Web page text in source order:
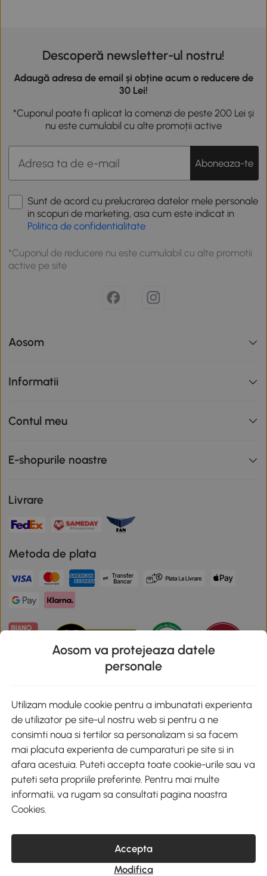
Descoperă newsletter-ul nostru!
Adaugă adresa de email și obține acum o reducere de
30 Lei!
*Cuponul poate fi aplicat la comenzi de peste 200 Lei și
nu este cumulabil cu alte promoții active
Aboneaza-te
Sunt de acord cu prelucrarea datelor mele personale
in scopuri de marketing, asa cum este indicat in
Politica de confidentialitate
*Cuponul de reducere nu este cumulabil cu alte promotii
active pe site
Aosom
Informatii
Contul meu
E-shopurile noastre
Livrare
Metoda de plata
Descarca aplicatia Aosom
Google Play
+40 312294730 clienti@aosom.ro
Romania, Bucureşti Sectorul 2, Str. Barbu Paris Mumuleanu, Nr. 30-
CUI: 49266464
COD CAEN: 4755
Capital Social 200
Aosom va protejeaza datele
personale
Utilizam module cookie pentru a imbunatati experienta
de utilizator pe site-ul nostru web si pentru a ne
consimti noua si tertilor sa personalizam si sa facem
mai placuta experienta de cumparaturi pe site si in
afara acestuia. Puteti accepta toate cookie-urile sau va
puteti seta propriile preferinte. Pentru mai multe
informatii, va rugam sa consultati pagina noastra
Cookies.
Accepta
Modifica